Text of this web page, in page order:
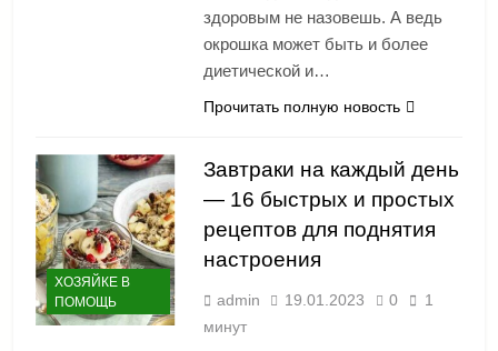
здоровым не назовешь. А ведь
окрошка может быть и более
диетической и…
Прочитать полную новость
ХОЗЯЙКЕ В
ПОМОЩЬ
Завтраки на каждый день
— 16 быстрых и простых
рецептов для поднятия
настроения
admin 19.01.2023 0
1
минут